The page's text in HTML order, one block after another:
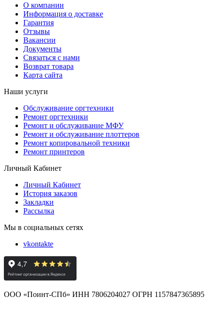
О компании
Информация о доставке
Гарантия
Отзывы
Вакансии
Документы
Связаться с нами
Возврат товара
Карта сайта
Наши услуги
Обслуживание оргтехники
Ремонт оргтехники
Ремонт и обслуживание МФУ
Ремонт и обслуживание плоттеров
Ремонт копировальной техники
Ремонт принтеров
Личный Кабинет
Личный Кабинет
История заказов
Закладки
Рассылка
Мы в социальных сетях
vkontakte
ООО «Поинт-СПб» ИНН 7806204027 ОГРН 1157847365895